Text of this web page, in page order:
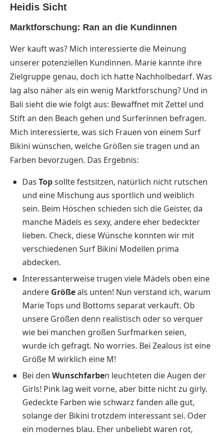
Heidis Sicht
Marktforschung: Ran an die Kundinnen
Wer kauft was? Mich interessierte die Meinung
unserer potenziellen Kundinnen. Marie kannte ihre
Zielgruppe genau, doch ich hatte Nachholbedarf. Was
lag also näher als ein wenig Marktforschung? Und in
Bali sieht die wie folgt aus: Bewaffnet mit Zettel und
Stift an den Beach gehen und Surferinnen befragen.
Mich interessierte, was sich Frauen von einem Surf
Bikini wünschen, welche Größen sie tragen und an
Farben bevorzugen. Das Ergebnis:
Das Topsollte festsitzen, natürlich nicht rutschen
und eine Mischung aus sportlich und weiblich
sein. Beim Höschen schieden sich die Geister, da
manche Mädels es sexy, andere eher bedeckter
lieben. Check, diese Wünsche konnten wir mit
verschiedenen Surf Bikini Modellen prima
abdecken.
Interessanterweise trugen viele Mädels oben eine
andere Größeals unten! Nun verstand ich, warum
Marie Tops und Bottoms separat verkauft. Ob
unsere Größen denn realistisch oder so verquer
wie bei manchen großen Surfmarken seien,
wurde ich gefragt. No worries. Bei Zealous ist eine
Größe M wirklich eine M!
Bei den Wunschfarben leuchteten die Augen der
Girls! Pink lag weit vorne, aber bitte nicht zu girly.
Gedeckte Farben wie schwarz fanden alle gut,
solange der Bikini trotzdem interessant sei. Oder
ein modernes blau. Eher unbeliebt waren rot,